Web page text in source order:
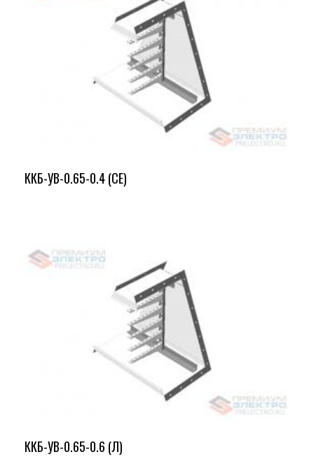
ККБ-УВ-0.65-0.4 (СЕ)
ККБ-УВ-0.65-0.6 (Л)